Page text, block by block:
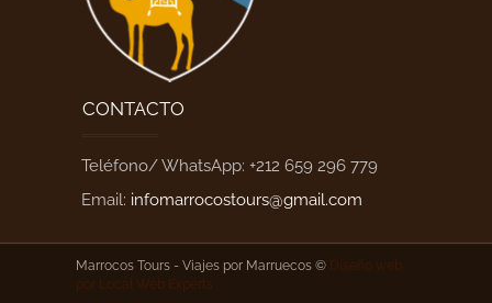
Marrocos Tours - Viajes por Marruecos © Diseño web
por Local Web Experts
Teléfono/ WhatsApp: +212 659 296 779
Email: infomarrocostours@gmail.com
CONTACTO